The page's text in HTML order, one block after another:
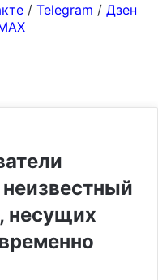
/ Telegram / Дзен